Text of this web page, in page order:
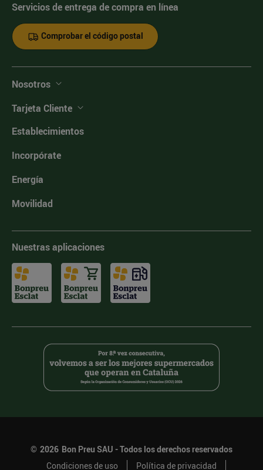
Servicios de entrega de compra en línea
Comprobar el código postal
Nosotros
Tarjeta Cliente
Establecimientos
Incorpórate
Energía
Movilidad
Nuestras aplicaciones
© 2026 Bon Preu SAU - Todos los derechos reservados
Condiciones de uso
Política de privacidad